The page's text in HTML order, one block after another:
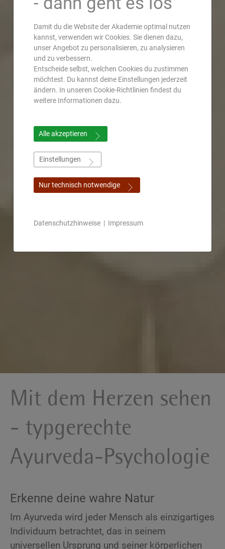
Mit dem Herzen sehen
- typgerechte
Ayurveda-Psychologie
Erkenne deine wahre Natur
Im Ayurveda wird jeder Mensch als einzigartiges
Individuum betrachtet, das in seinem
universellen Ursprung und seiner körperlichen
Damit du die Website der Akademie optimal nutzen
kannst, verwenden wir Cookies. Sie dienen dazu,
unser Angebot zu personalisieren, zu analysieren
und zu verbessern.
Entscheide selbst, welchen Cookies du zustimmen
möchtest. Du kannst deine Einstellungen jederzeit
ändern. In unseren Cookie-Richtlinien findest du
weitere Informationen dazu.
Alle akzeptieren
Einstellungen
Nur technisch notwendige
Datenschutzhinweise | Impressum